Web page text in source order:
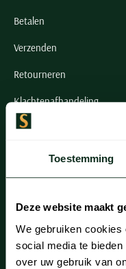
Toestemming
Deze website maakt
We gebruiken
social media te
over uw gebruik van
Betalen
Verzenden
Retourneren
Klachtenafhandeling
Actievoorwaarden
Artikelonderhoud
Onze winkels
Heemstede